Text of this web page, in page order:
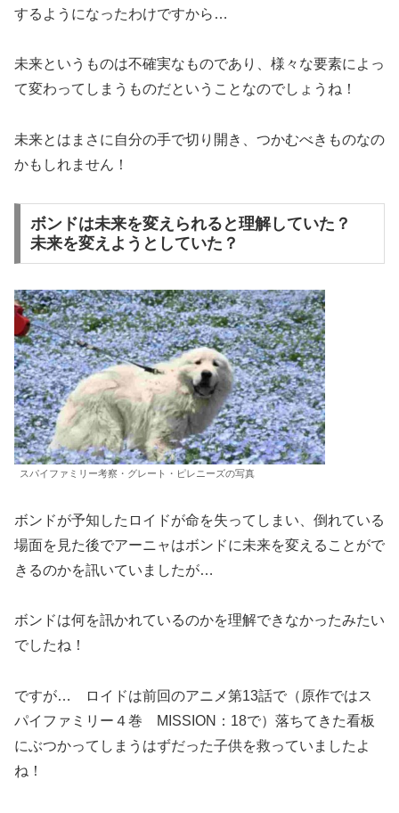
するようになったわけですから…
未来というものは不確実なものであり、様々な要素によっ
て変わってしまうものだということなのでしょうね！
未来とはまさに自分の手で切り開き、つかむべきものなの
かもしれません！
ボンドは未来を変えられると理解していた？
未来を変えようとしていた？
スパイファミリー考察・グレート・ピレニーズの写真
ボンドが予知したロイドが命を失ってしまい、倒れている
場面を見た後でアーニャはボンドに未来を変えることがで
きるのかを訊いていましたが…
ボンドは何を訊かれているのかを理解できなかったみたい
でしたね！
ですが… ロイドは前回のアニメ第13話で（原作ではス
パイファミリー４巻 MISSION：18で）落ちてきた看板
にぶつかってしまうはずだった子供を救っていましたよ
ね！